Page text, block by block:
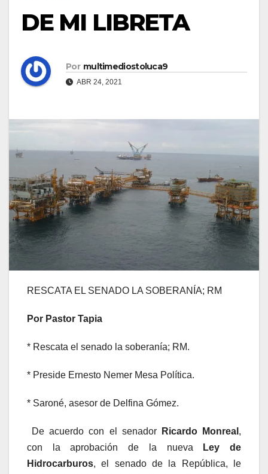
DE MI LIBRETA
Por multimediostoluca9
ABR 24, 2021
RESCATA EL SENADO LA SOBERANÍA; RM
Por Pastor Tapia
* Rescata el senado la soberanía; RM.
* Preside Ernesto Nemer Mesa Política.
* Saroné, asesor de Delfina Gómez.
De acuerdo con el senador Ricardo Monreal ,
con la aprobación de la nueva
Ley de
Hidrocarburos, el senado de la República, le